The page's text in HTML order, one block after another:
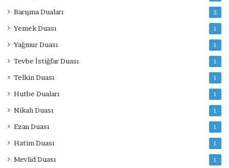
Barışma Duaları 2
Yemek Duası 1
Yağmur Duası 1
Tevbe İstiğfar Duası 1
Telkin Duası 1
Hutbe Duaları 1
Nikah Duası 1
Ezan Duası 1
Hatim Duası 1
Mevlid Duası 1